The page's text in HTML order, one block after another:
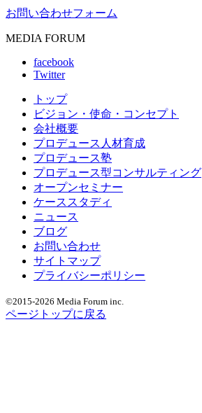
お問い合わせフォーム
MEDIA FORUM
facebook
Twitter
トップ
ビジョン・使命・コンセプト
会社概要
プロデュース人材育成
プロデュース塾
プロデュース型コンサルティング
オープンセミナー
ケーススタディ
ニュース
ブログ
お問い合わせ
サイトマップ
プライバシーポリシー
©2015-2026 Media Forum inc.
ページトップに戻る